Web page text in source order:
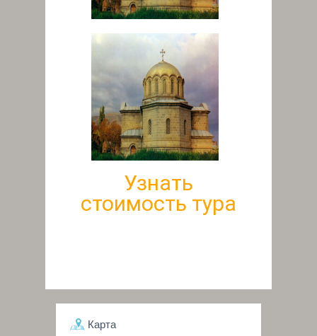
Узнать
стоимость тура
Карта